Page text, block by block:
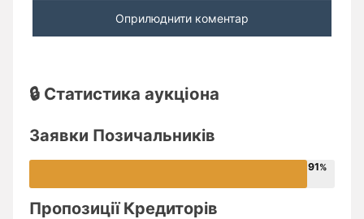
🔒 Статистика аукціона
Заявки Позичальників
91
Пропозиції Кредиторів